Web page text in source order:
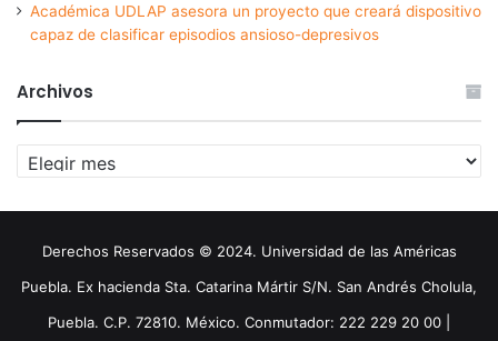
Académica UDLAP asesora un proyecto que creará dispositivo
capaz de clasificar episodios ansioso-depresivos
Archivos
Archivos
Derechos Reservados © 2024. Universidad de las Américas
Puebla. Ex hacienda Sta. Catarina Mártir S/N. San Andrés Cholula,
Puebla. C.P. 72810. México. Conmutador: 222 229 20 00 |